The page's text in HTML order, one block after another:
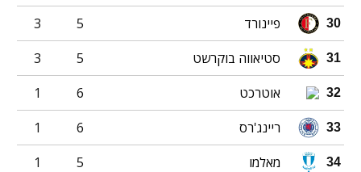
30 פיינורד 5
3
31 סטיאווה בוקרשט 5
3
32 אוטרכט 6
1
33 ריינג'רס 6
1
34 מאלמו 5
1